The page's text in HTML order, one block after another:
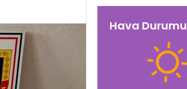
Hava Durumu